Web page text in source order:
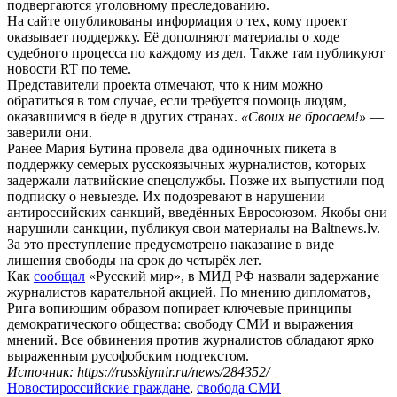
подвергаются уголовному преследованию.
На сайте опубликованы информация о тех, кому проект
оказывает поддержку. Её дополняют материалы о ходе
судебного процесса по каждому из дел. Также там публикуют
новости RT по теме.
Представители проекта отмечают, что к ним можно
обратиться в том случае, если требуется помощь людям,
оказавшимся в беде в других странах. «Своих не бросаем!» —
заверили они.
Ранее Мария Бутина провела два одиночных пикета в
поддержку семерых русскоязычных журналистов, которых
задержали латвийские спецслужбы. Позже их выпустили под
подписку о невыезде. Их подозревают в нарушении
антироссийских санкций, введённых Евросоюзом. Якобы они
нарушили санкции, публикуя свои материалы на Baltnews.lv.
За это преступление предусмотрено наказание в виде
лишения свободы на срок до четырёх лет.
Как сообщал «Русский мир», в МИД РФ назвали задержание
журналистов карательной акцией. По мнению дипломатов,
Рига вопиющим образом попирает ключевые принципы
демократического общества: свободу СМИ и выражения
мнений. Все обвинения против журналистов обладают ярко
выраженным русофобским подтекстом.
Источник: https://russkiymir.ru/news/284352/
Новостироссийские граждане, свобода СМИ